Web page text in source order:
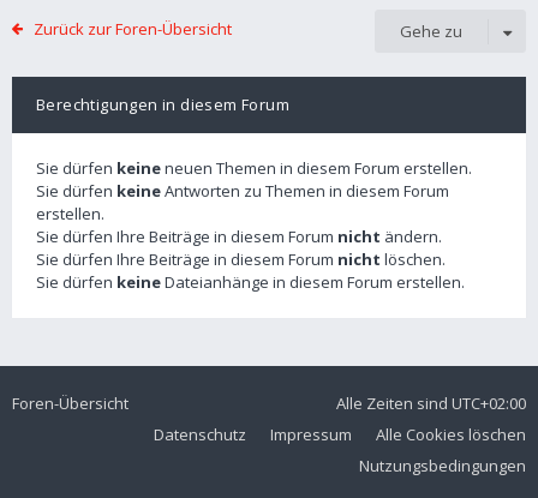
Zurück zur Foren-Übersicht Gehe zu
Berechtigungen in diesem Forum
Sie dürfen keineneuen Themen in diesem Forum erstellen.
Sie dürfen keineAntworten zu Themen in diesem Forum
erstellen.
Sie dürfen Ihre Beiträge in diesem Forum nicht ändern.
Sie dürfen Ihre Beiträge in diesem Forum nicht löschen.
Sie dürfen keineDateianhänge in diesem Forum erstellen.
Foren-Übersicht Alle Zeiten sind UTC+02:00
Alle Cookies löschen
Impressum
Datenschutz
Nutzungsbedingungen